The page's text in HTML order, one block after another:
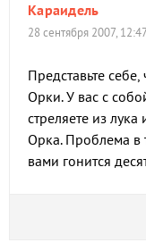
Караидель
28 сентября 2007, 12:47
Представьте
Орки. У вас с
стреляете из
Орка. Проблема в
вами гонится